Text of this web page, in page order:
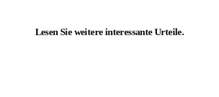
Lesen Sie weitere interessante Urteile.